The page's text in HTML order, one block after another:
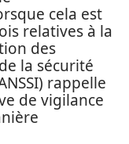
cela est
relatives à la
des
la sécurité
rappelle
de vigilance